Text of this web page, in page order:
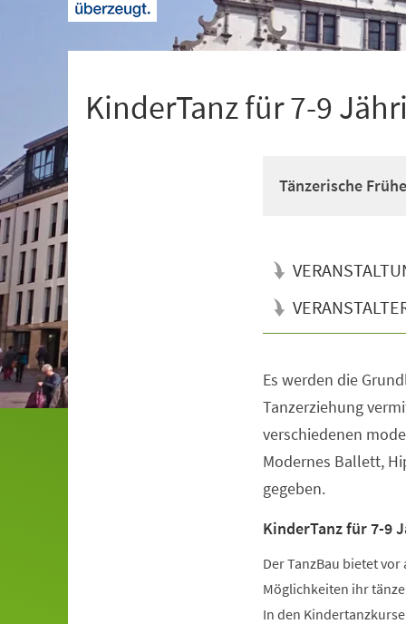
KinderTanz für 7-9
Tänzerische
Es werden die
Tanzerziehung
verschiedenen
Modernes Ballett,
gegeben.
KinderTanz für 7-9
Der TanzBau bietet
Möglichkeiten ihr
In den